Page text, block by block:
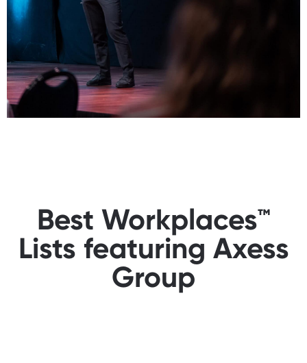
Best Workplaces™
Lists featuring Axess
Group